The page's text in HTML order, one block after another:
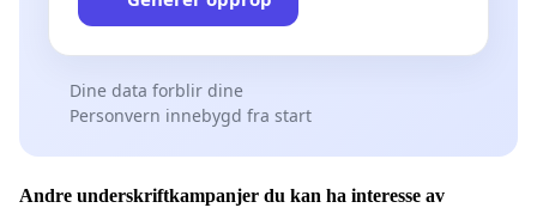
Dine data forblir dine
Personvern innebygd fra start
Andre underskriftkampanjer du kan ha interesse av